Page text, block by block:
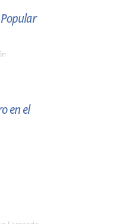
en el